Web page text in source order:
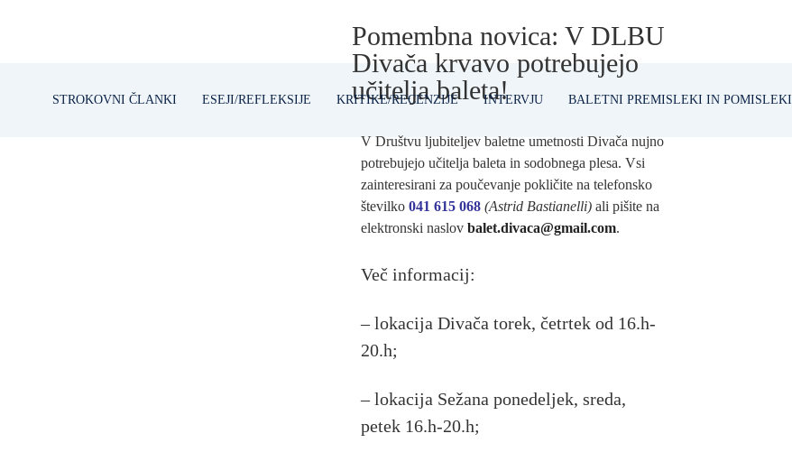
STROKOVNI ČLANKI ESEJI/REFLEKSIJE KRITIKE/RECENZIJE INTERVJU BALETNI PREMISLEKI IN POMISLEKI
Pomembna novica: V DLBU
Divača krvavo potrebujejo
učitelja baleta!
V Društvu ljubiteljev baletne umetnosti Divača nujno
potrebujejo učitelja baleta in sodobnega plesa. Vsi
zainteresirani za poučevanje pokličite na telefonsko
številko 041 615 068 (Astrid Bastianelli)ali pišite na
elektronski naslov balet.divaca@gmail.com.
Več informacij:
– lokacija Divača torek, četrtek od 16.h-
20.h;
– lokacija Sežana ponedeljek, sreda,
petek 16.h-20.h;